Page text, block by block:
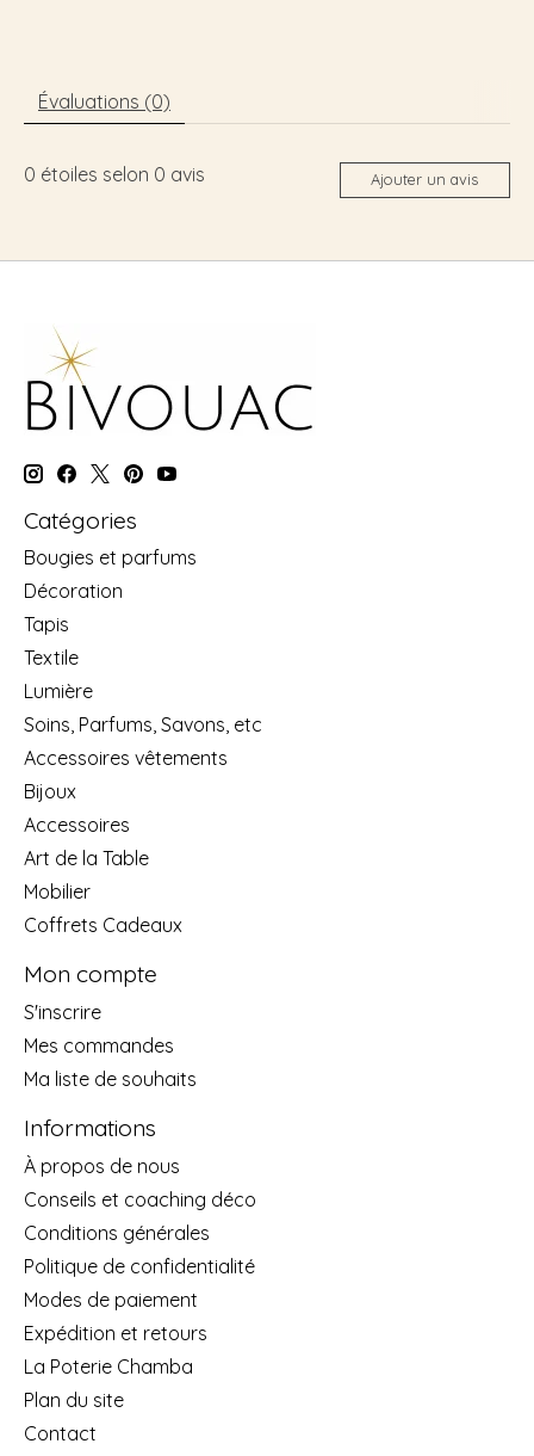
Évaluations (0)
0 étoiles selon 0 avis Ajouter un avis
Catégories
Bougies et parfums
Décoration
Tapis
Textile
Lumière
Soins, Parfums, Savons, etc
Accessoires vêtements
Bijoux
Accessoires
Art de la Table
Mobilier
Coffrets Cadeaux
Mon compte
S'inscrire
Mes commandes
Ma liste de souhaits
Informations
À propos de nous
Conseils et coaching déco
Conditions générales
Politique de confidentialité
Modes de paiement
Expédition et retours
La Poterie Chamba
Plan du site
Contact